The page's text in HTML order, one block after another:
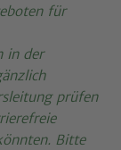
für
in der
prüfen
Bitte